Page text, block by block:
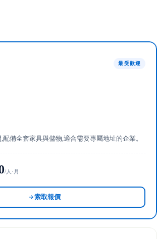
最受歡迎
配備全套家具與儲物,適合需要專屬地址的企業。
/人·月
索取報價